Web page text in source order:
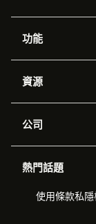
功能
Zendesk人工智能
工單處理
即時交談
資源
應用程式介面和
客戶案例
合作夥伴
公司
職位空缺
可持續發展報告
熱門話題
2026年客戶體
使用條款私隱